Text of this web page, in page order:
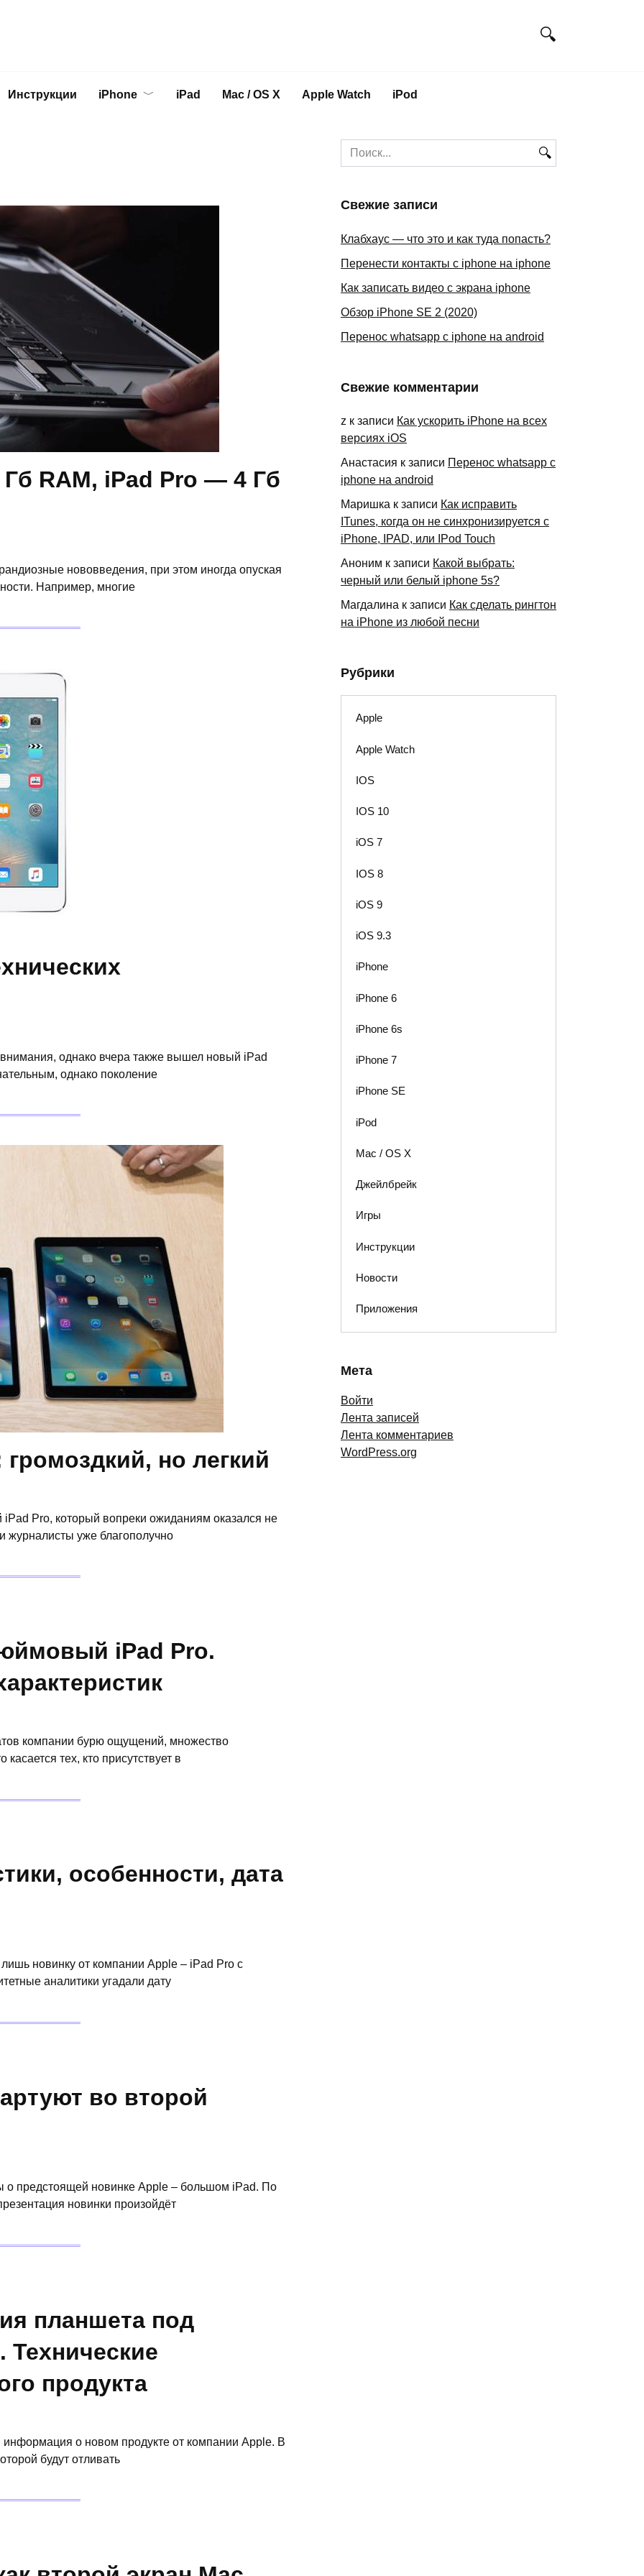
Инструкции iPhone iPad Mac / OS X Apple Watch iPod
RAM, iPad Pro — 4 Гб
нововведения, при этом иногда опуская
Например, многие
однако вчера также вышел новый iPad
однако поколение
но легкий
Pro, который вопреки ожиданиям оказался не
журналисты уже благополучно
iPad Pro.
компании бурю ощущений, множество
тех, кто присутствует в
особенности, дата
новинку от компании Apple – iPad Pro с
аналитики угадали дату
во второй
предстоящей новинке Apple – большом iPad. По
новинки произойдёт
планшета под
Технические
продукта
о новом продукте от компании Apple. В
будут отливать
Search
for:
Свежие записи
Клабхаус — что это и как туда попасть?
Перенести контакты с iphone на iphone
Как записать видео с экрана iphone
Обзор iPhone SE 2 (2020)
Перенос whatsapp с iphone на android
Свежие комментарии
z к записи Как ускорить iPhone на всех
версиях iOS
Анастасия к записи Перенос whatsapp с
iphone на android
Маришка к записи Как исправить
ITunes, когда он не синхронизируется с
iPhone, IPAD, или IPod Touch
Аноним к записи Какой выбрать:
черный или белый iphone 5s?
Магдалина к записи Как сделать рингтон
на iPhone из любой песни
Рубрики
Apple
Apple Watch
IOS
IOS 10
iOS 7
IOS 8
iOS 9
iOS 9.3
iPhone
iPhone 6
iPhone 6s
iPhone 7
iPhone SE
iPod
Mac / OS X
Джейлбрейк
Игры
Инструкции
Новости
Приложения
Мета
Войти
Лента записей
Лента комментариев
WordPress.org